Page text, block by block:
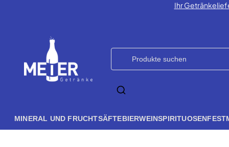
Ihr
MINERAL UND FRUCHTSÄFTEBIERWEINSPIRITUOSEN